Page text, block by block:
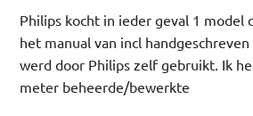
Philips kocht in ieder geval 1 model
het manual van incl
werd door Philips zelf gebruikt. Ik
meter beheerde/bewerkte